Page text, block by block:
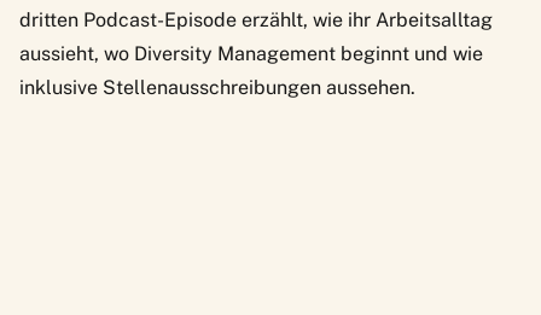
dritten Podcast-Episode erzählt, wie ihr Arbeitsalltag
aussieht, wo Diversity Management beginnt und wie
inklusive Stellenausschreibungen aussehen.